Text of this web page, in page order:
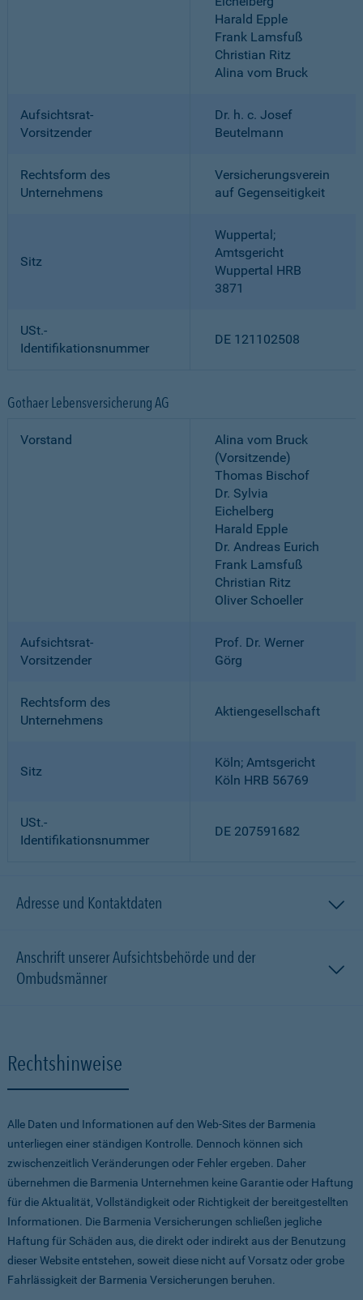
Harald Epple
Frank Lamsfuß
Christian Ritz
Alina vom Bruck
Aufsichtsrat-
Vorsitzender
Dr. h. c. Josef
Beutelmann
Rechtsform des
Unternehmens
Versicherungsverein
auf Gegenseitigkeit
Sitz
Wuppertal;
Amtsgericht
Wuppertal HRB
3871
USt.-
Identifikationsnummer
DE 121102508
Gothaer Lebensversicherung AG
Vorstand
Alina vom Bruck
(Vorsitzende)
Thomas Bischof
Dr. Sylvia
Eichelberg
Harald Epple
Dr. Andreas Eurich
Frank Lamsfuß
Christian Ritz
Oliver Schoeller
Aufsichtsrat-
Vorsitzender
Prof. Dr. Werner
Görg
Rechtsform des
Unternehmens
Aktiengesellschaft
Sitz
Köln; Amtsgericht
Köln HRB 56769
USt.-
Identifikationsnummer
DE 207591682
Adresse und Kontaktdaten
Anschrift unserer Aufsichtsbehörde und der
Ombudsmänner
Rechtshinweise
Alle Daten und Informationen auf den Web-Sites der Barmenia
unterliegen einer ständigen Kontrolle. Dennoch können sich
zwischenzeitlich Veränderungen oder Fehler ergeben. Daher
übernehmen die Barmenia Unternehmen keine Garantie oder Haftung
für die Aktualität, Vollständigkeit oder Richtigkeit der bereitgestellten
Informationen. Die Barmenia Versicherungen schließen jegliche
Haftung für Schäden aus, die direkt oder indirekt aus der Benutzung
dieser Website entstehen, soweit diese nicht auf Vorsatz oder grobe
Fahrlässigkeit der Barmenia Versicherungen beruhen.